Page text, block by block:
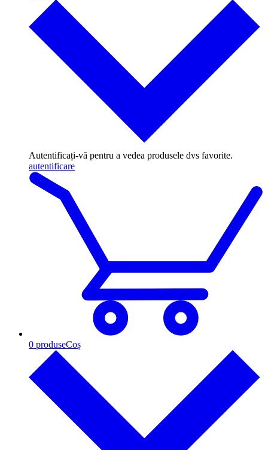
Autentificați-vă pentru a vedea produsele dvs favorite.
autentificare
0 produseCoș